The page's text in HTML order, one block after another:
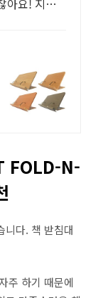
아요! 지워
FOLD-N-
니다. 책 받침대
주 하기 때문에